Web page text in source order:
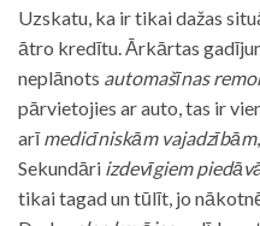
Uzskatu, ka ir tikai dažas
ātro kredītu. Ārkārtas
neplānots automašīnas
pārvietojies ar auto, tas ir
arīmedicīniskām vajadzībām
Sekundāri izdevīgiem
tikai tagad un tūlīt, jo